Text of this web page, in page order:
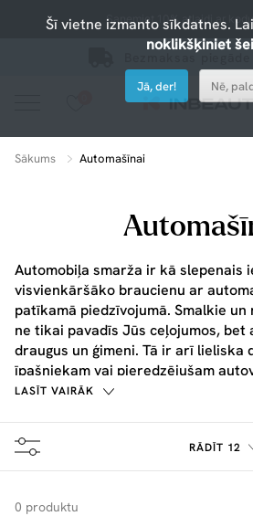
Saņemiet 10% atlaidi ar
Bezmaksas piegāde
Sākums Automašīnai
Automobiļa smarža ir kā slepenais
visvienkāršāko braucienu ar
patīkamā piedzīvojumā. Smalkie
ne tikai pavadīs Jūs ceļojumos, bet
draugus un ģimeni. Tā ir arī lieliska
īpašniekam vai pieredzējušam
patīk ekskluzivitāte.
LASĪT VAIRĀK
RĀDĪT 12
0 produktu
Šī vietne izmanto sīkdatnes.
noklikšķiniet
Jā, der! Nē,